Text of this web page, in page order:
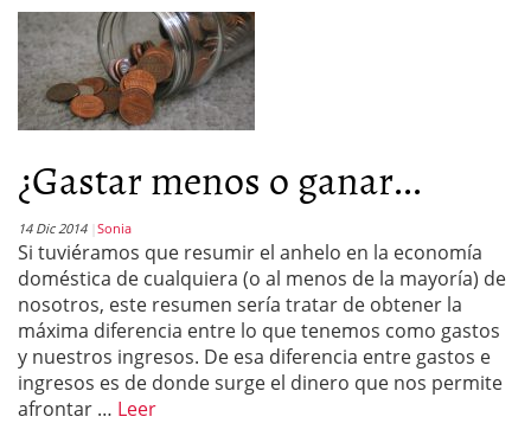
¿Gastar menos o ganar...
14 Dic 2014 Sonia
Si tuviéramos que resumir el anhelo en la economía
doméstica de cualquiera (o al menos de la mayoría) de
nosotros, este resumen sería tratar de obtener la
máxima diferencia entre lo que tenemos como gastos
y nuestros ingresos. De esa diferencia entre gastos e
ingresos es de donde surge el dinero que nos permite
afrontar … Leer